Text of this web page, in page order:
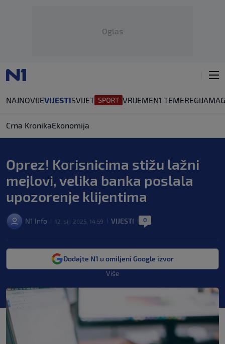
Oglas
NAJNOVIJEVIJESTISVIJET VRIJEMEN1 TEMEREGIJA
Crna KronikaEkonomija
Oprez! Korisnicima stižu lažni
mejlovi, velika banka poslala
upozorenje klijentima
N1 Info 12. sij. 2025. 14:59 VIJESTI 0
Dodajte N1 u omiljeni Google izvor
Više